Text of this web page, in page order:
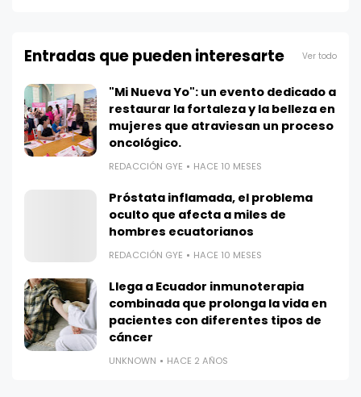
Entradas que pueden interesarte Ver todo
"Mi Nueva Yo": un evento dedicado a
restaurar la fortaleza y la belleza en
mujeres que atraviesan un proceso
oncológico.
REDACCIÓN GYE HACE 10 MESES
Próstata inflamada, el problema
oculto que afecta a miles de
hombres ecuatorianos
REDACCIÓN GYE HACE 10 MESES
Llega a Ecuador inmunoterapia
combinada que prolonga la vida en
pacientes con diferentes tipos de
cáncer
UNKNOWN HACE 2 AÑOS